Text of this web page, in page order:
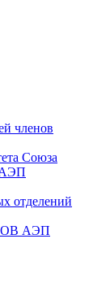
членов
Союза
АЭП
отделений
CОВ АЭП